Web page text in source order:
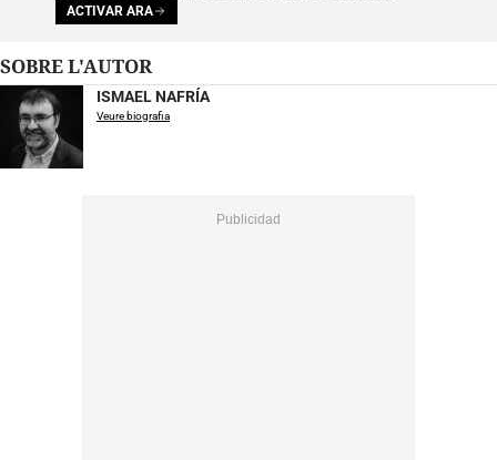
ACTIVAR ARA
SOBRE L'AUTOR
ISMAEL NAFRÍA
Veure biografia